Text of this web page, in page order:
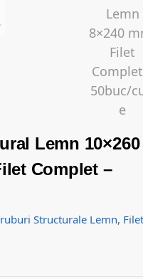
Lemn 10×260
Complet –
Structurale Lemn,